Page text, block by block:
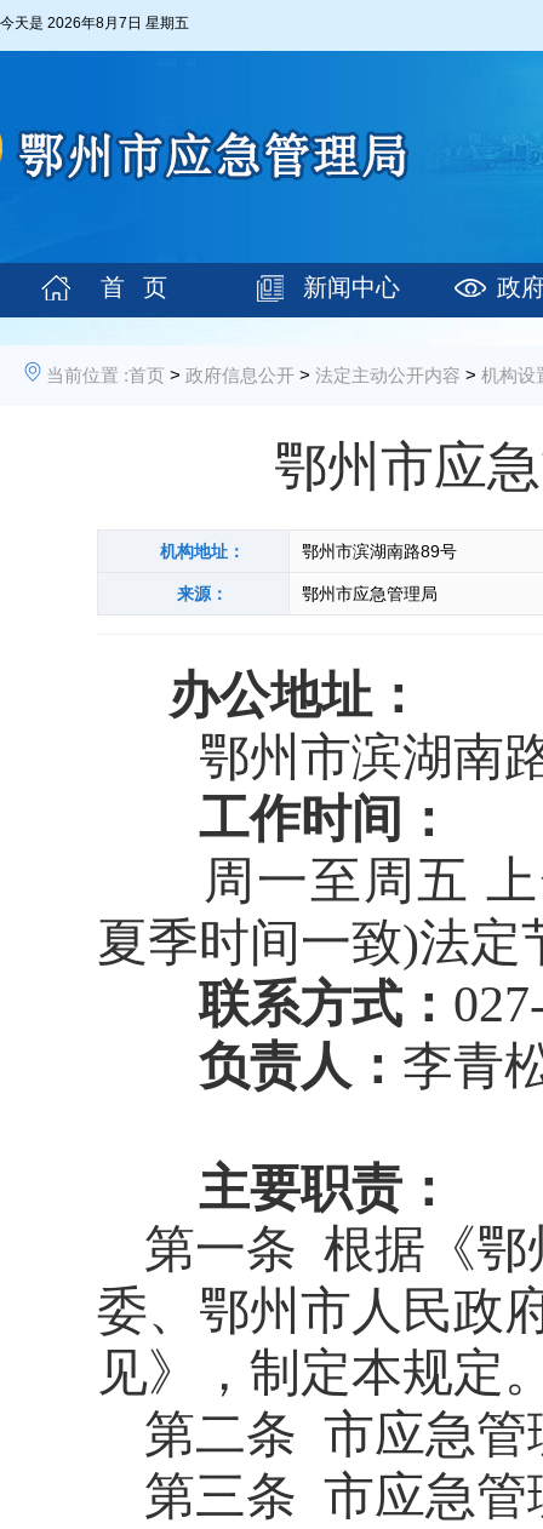
今天是 2026年8月7日 星期五
首 页 新闻中心 政
当前位置 :首页 > 政府信息公开 > 法定主动公开内容 > 机构设
鄂州市应
机构地址： 鄂州市滨湖南路89号
来源： 鄂州市应急管理局
办公地址：
鄂州市滨湖南
工作时间：
周一至周五
夏季时间一致)法定
联系方式：
负责人： 李青
主要职责：
第一条 根据《鄂
委、鄂州市人民政
见》，制定本规定
第二条 市应急管
第三条 市应急管